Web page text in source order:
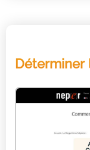
Déterminer